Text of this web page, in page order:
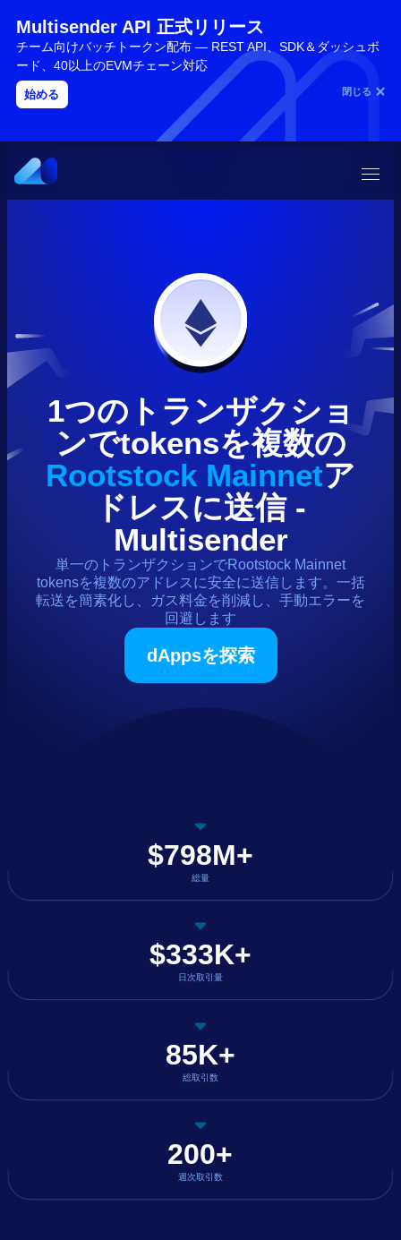
Multisender API 正式リリース
チーム向けバッチトークン配布 — REST API、SDK＆ダッシュボ
ード、40以上のEVMチェーン対応
始める 閉じる
1つのトランザクショ
ンでtokensを複数の
Rootstock Mainnetア
ドレスに送信 -
Multisender
単一のトランザクションでRootstock Mainnet
tokensを複数のアドレスに安全に送信します。一括
転送を簡素化し、ガス料金を削減し、手動エラーを
回避します
dAppsを探索
$798M+
総量
$333K+
日次取引量
85K+
総取引数
200+
週次取引数